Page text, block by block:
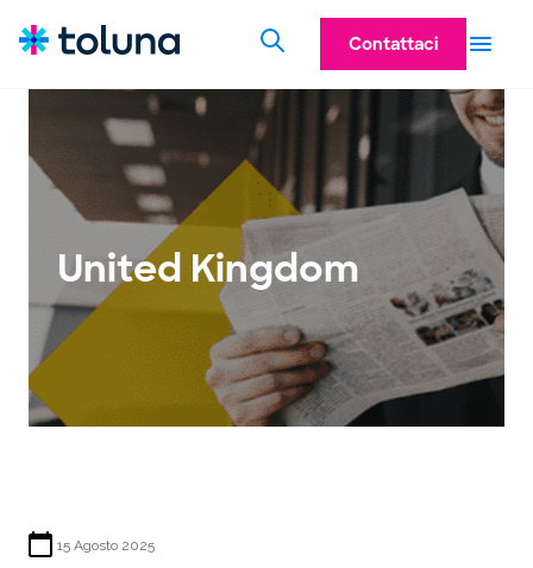
Contattaci
United Kingdom
15 Agosto 2025